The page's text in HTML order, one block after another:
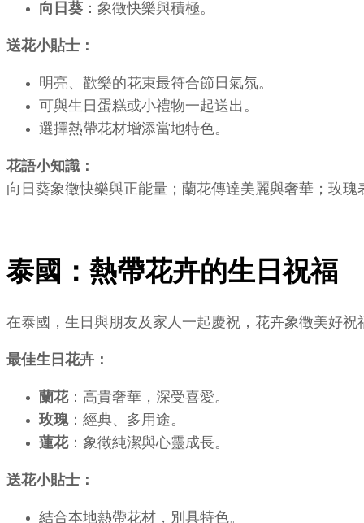
向日葵 ：象徵快樂與積極。
送花小貼士：
明亮、歡樂的花束最符合節日氣氛。
可與生日蛋糕或小禮物一起送出。
選擇熱帶花材增添當地特色。
花語小知識：
向日葵象徵快樂與正能量；蘭花傳達美麗與奢華；玫瑰
泰國：熱帶花卉的生日祝福
在泰國，生日與朋友及家人一起慶祝，花卉象徵美好祝
最佳生日花卉：
蘭花：高貴奢華，深受喜愛。
玫瑰：經典、多用途。
蓮花：象徵純潔與心靈成長。
送花小貼士：
結合本地熱帶花材，別具特色。